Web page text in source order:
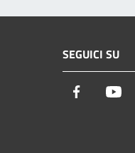
SEGUICI SU
Facebook